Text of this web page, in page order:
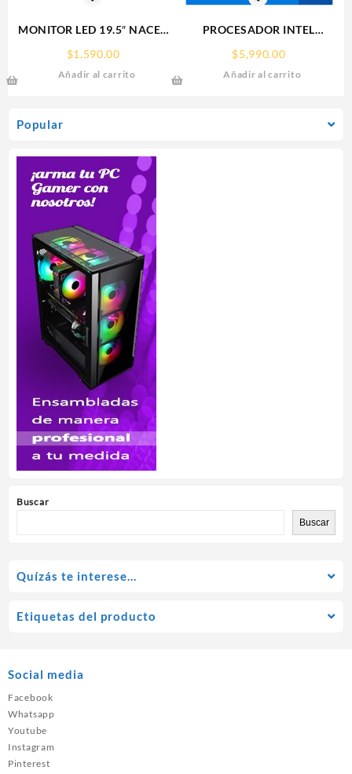
Popular
Buscar
Buscar
MONITOR LED 19.5″ NACEB
50/60 HZ, VGA + HDMI,
NEGRO.
$1,590.00
Añadir al carrito
PROCESADOR INTEL
12700F S-1700 12CORES
4.90GHZ 65W SIN
$5,990.00
Añadir al carrito
Quízás te interese…
Etiquetas del producto
Social media
Facebook
Whatsapp
Youtube
Instagram
Pinterest